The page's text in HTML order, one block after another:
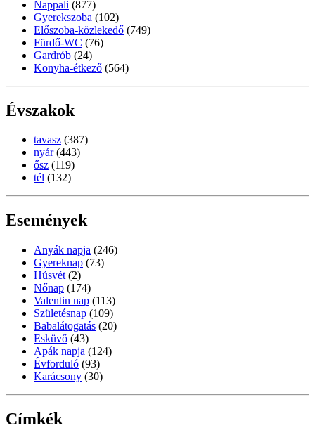
Nappali (877)
Gyerekszoba (102)
Előszoba-közlekedő (749)
Fürdő-WC (76)
Gardrób (24)
Konyha-étkező (564)
Évszakok
tavasz (387)
nyár (443)
ősz (119)
tél (132)
Események
Anyák napja (246)
Gyereknap (73)
Húsvét (2)
Nőnap (174)
Valentin nap (113)
Születésnap (109)
Babalátogatás (20)
Esküvő (43)
Apák napja (124)
Évforduló (93)
Karácsony (30)
Címkék